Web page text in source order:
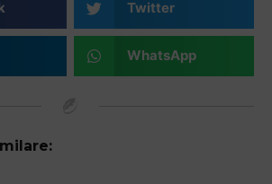
Twitter
WhatsApp